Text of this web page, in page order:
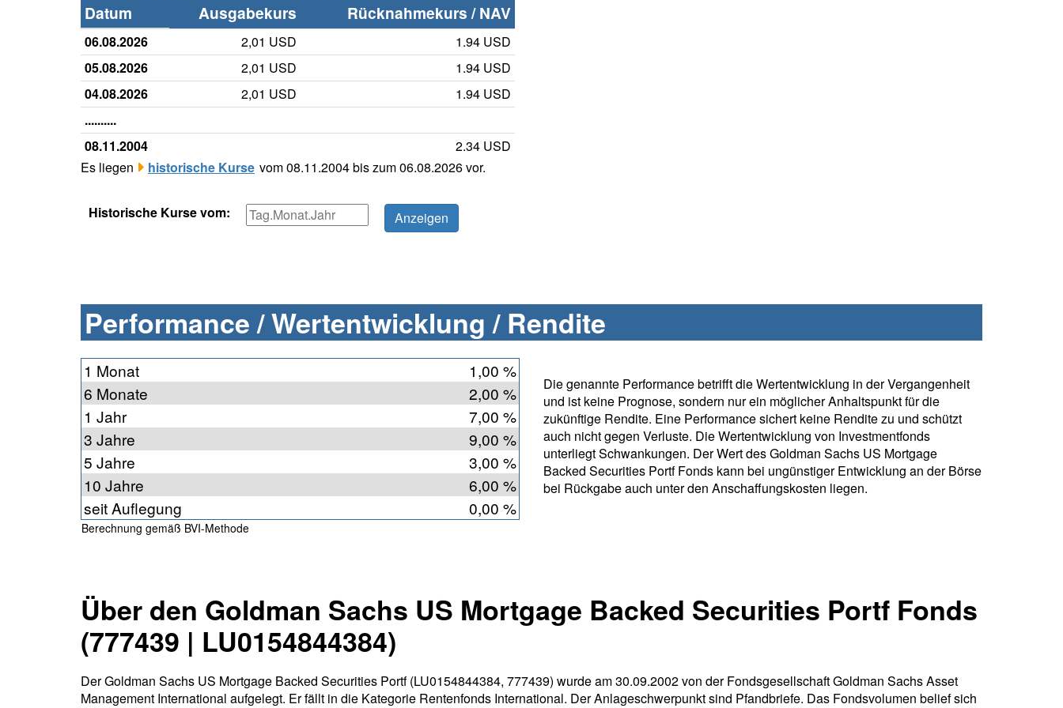
Datum Ausgabekurs Rücknahmekurs / NAV
06.08.2026 2,01 USD
1.94 USD
05.08.2026
2,01 USD
1.94 USD
04.08.2026
2,01 USD
1.94 USD
..........
08.11.2004
2.34 USD
Es liegen
historische Kurse vom 08.11.2004 bis zum 06.08.2026 vor.
Historische Kurse vom:
Performance / Wertentwicklung / Rendite
1 Monat
1,00 %
6 Monate
2,00 %
1 Jahr
7,00 %
3 Jahre
9,00 %
5 Jahre
3,00 %
10 Jahre
6,00 %
seit Auflegung
0,00 %
Berechnung gemäß BVI-Methode
Die genannte Performance betrifft die Wertentwicklung in der Vergangenheit
und ist keine Prognose, sondern nur ein möglicher Anhaltspunkt für die
zukünftige Rendite. Eine Performance sichert keine Rendite zu und schützt
auch nicht gegen Verluste. Die Wertentwicklung von Investmentfonds
unterliegt Schwankungen. Der Wert des Goldman Sachs US Mortgage
Backed Securities Portf Fonds kann bei ungünstiger Entwicklung an der Börse
bei Rückgabe auch unter den Anschaffungskosten liegen.
Über den Goldman Sachs US Mortgage Backed Securities Portf Fonds
(777439 | LU0154844384)
Der Goldman Sachs US Mortgage Backed Securities Portf (LU0154844384, 777439) wurde am 30.09.2002 von der Fondsgesellschaft Goldman Sachs Asset
Management International aufgelegt. Er fällt in die Kategorie Rentenfonds International. Der Anlageschwerpunkt sind Pfandbriefe. Das Fondsvolumen belief sich